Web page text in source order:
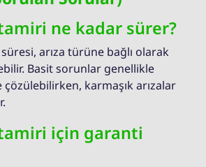
ne kadar sürer?
arıza türüne bağlı olarak
Basit sorunlar genellikle
karmaşık arızalar
için garanti